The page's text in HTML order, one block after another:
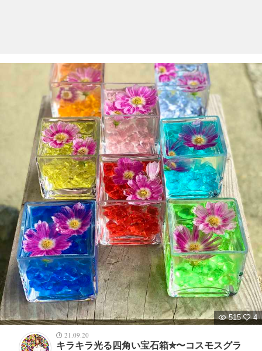
515
4
21.09.20
キラキラ光る四角い宝石箱✮〜コスモスグラ